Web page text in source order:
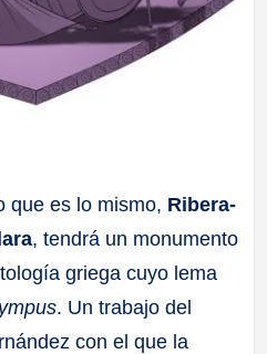
que es lo mismo, Ribera-
, tendrá un monumento
griega cuyo lema
. Un trabajo del
con el que la